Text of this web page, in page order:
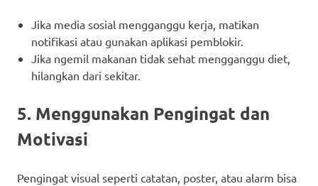
Jika media sosial mengganggu kerja, matikan
notifikasi atau gunakan aplikasi pemblokir.
Jika ngemil makanan tidak sehat mengganggu diet,
hilangkan dari sekitar.
5. Menggunakan Pengingat dan
Motivasi
Pengingat visual seperti catatan, poster, atau alarm bisa